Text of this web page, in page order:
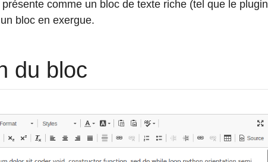
comme un bloc de texte riche (tel que le plugin
bloc en exergue.
du bloc